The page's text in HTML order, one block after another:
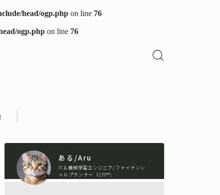
head/ogp.php on line 76
ogp.php on line 76
ある/Aru
IT＆機械学習エンジニア/ファイナンシ
ャルプランナー（CFP®)